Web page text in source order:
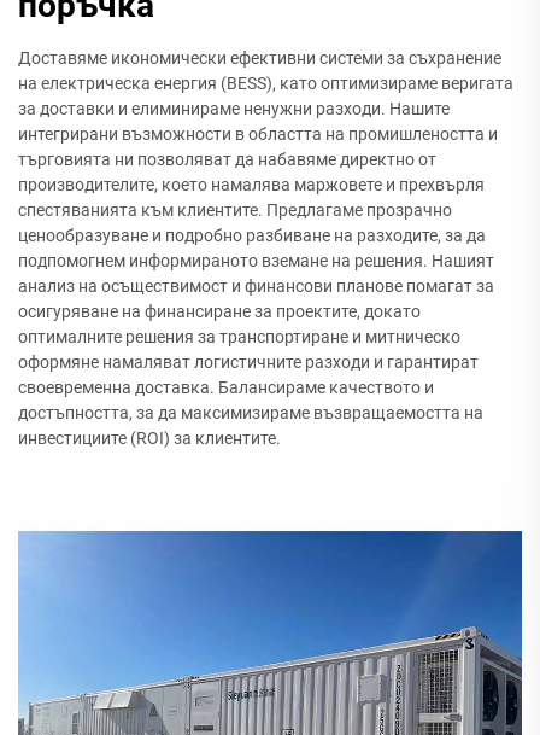
Доставяме икономически ефективни системи за съхранение
на електрическа енергия (BESS), като оптимизираме веригата
за доставки и елиминираме ненужни разходи. Нашите
интегрирани възможности в областта на промишлеността и
търговията ни позволяват да набавяме директно от
производителите, което намалява маржовете и прехвърля
спестяванията към клиентите. Предлагаме прозрачно
ценообразуване и подробно разбиване на разходите, за да
подпомогнем информираното вземане на решения. Нашият
анализ на осъществимост и финансови планове помагат за
осигуряване на финансиране за проектите, докато
оптималните решения за транспортиране и митническо
оформяне намаляват логистичните разходи и гарантират
своевременна доставка. Балансираме качеството и
достъпността, за да максимизираме възвращаемостта на
инвестициите (ROI) за клиентите.